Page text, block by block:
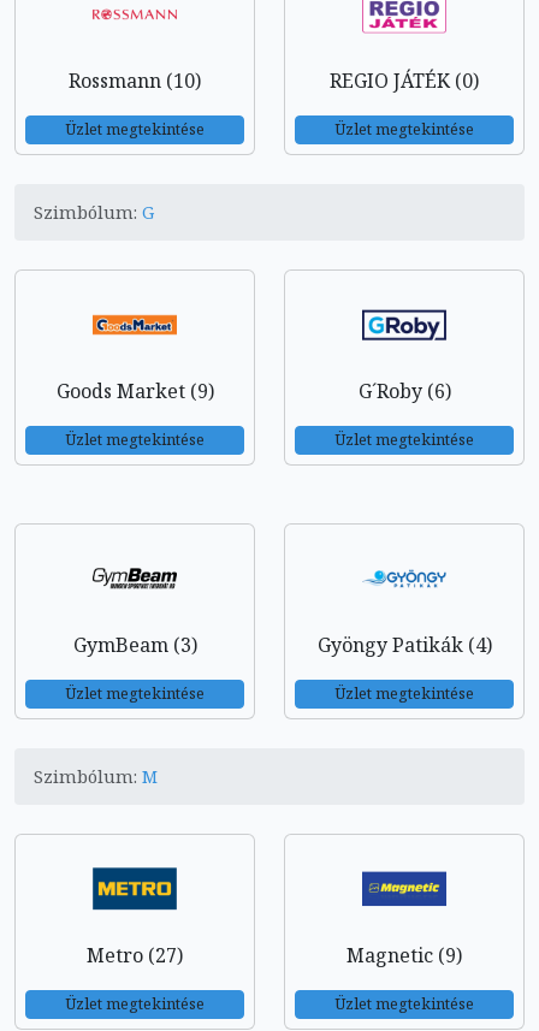
Rossmann (10)
Üzlet megtekintése
REGIO JÁTÉK (0)
Üzlet megtekintése
Szimbólum: G
Goods Market (9)
Üzlet megtekintése
G´Roby (6)
Üzlet megtekintése
GymBeam (3)
Üzlet megtekintése
Gyöngy Patikák (4)
Üzlet megtekintése
Szimbólum: M
Metro (27)
Üzlet megtekintése
Magnetic (9)
Üzlet megtekintése